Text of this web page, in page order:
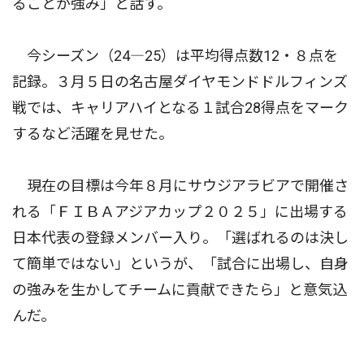
ることが強み」と話す。
今シーズン（24―25）は平均得点数12・８点を
記録。３月５日の名古屋ダイヤモンドドルフィンズ
戦では、キャリアハイとなる１試合28得点をマーク
するなど活躍を見せた。
現在の目標は今年８月にサウジアラビアで開催さ
れる「ＦＩＢＡアジアカップ２０２５」に出場する
日本代表の登録メンバー入り。「選ばれるのは決し
て簡単ではない」というが、「試合に出場し、自身
の強みを生かしてチームに貢献できたら」と意気込
んだ。